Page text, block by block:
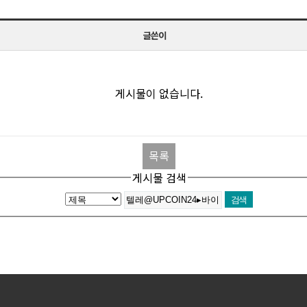
글쓴이
게시물이 없습니다.
목록
게시물 검색